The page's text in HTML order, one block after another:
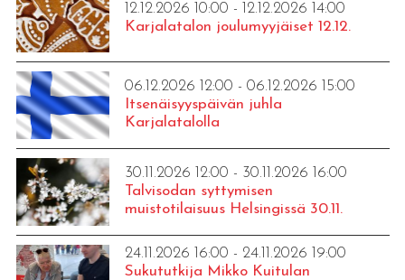
12.12.2026 10:00 - 12.12.2026 14:00
Karjalatalon joulumyyjäiset 12.12.
06.12.2026 12:00 - 06.12.2026 15:00
Itsenäisyyspäivän juhla
Karjalatalolla
30.11.2026 12:00 - 30.11.2026 16:00
Talvisodan syttymisen
muistotilaisuus Helsingissä 30.11.
24.11.2026 16:00 - 24.11.2026 19:00
Sukututkija Mikko Kuitulan